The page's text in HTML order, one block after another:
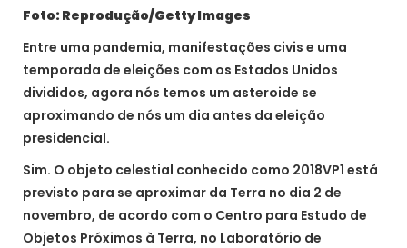
Foto: Reprodução/Getty Images
Entre uma pandemia, manifestações civis e uma
temporada de eleições com os Estados Unidos
divididos, agora nós temos um asteroide se
aproximando de nós um dia antes da eleição
presidencial.
Sim. O objeto celestial conhecido como 2018VP1 está
previsto para se aproximar da Terra no dia 2 de
novembro, de acordo com o Centro para Estudo de
Objetos Próximos à Terra, no Laboratório de